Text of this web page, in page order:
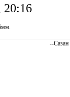
20:16